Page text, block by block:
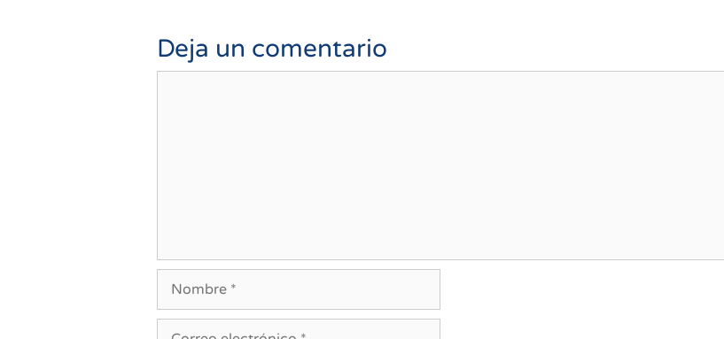
Deja un comentario